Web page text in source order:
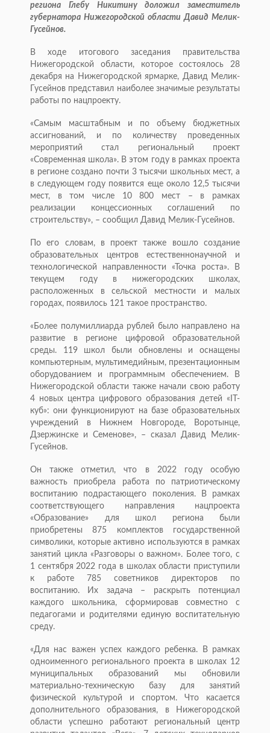
региона Глебу Никитину доложил заместитель
губернатора Нижегородской области Давид Мелик-
Гусейнов.
В ходе итогового заседания правительства
Нижегородской области, которое состоялось 28
декабря на Нижегородской ярмарке, Давид Мелик-
Гусейнов представил наиболее значимые результаты
работы по нацпроекту.
«Самым масштабным и по объему бюджетных
ассигнований, и по количеству проведенных
мероприятий стал региональный проект
«Современная школа». В этом году в рамках проекта
в регионе создано почти 3 тысячи школьных мест, а
в следующем году появится еще около 12,5 тысячи
мест, в том числе 10 800 мест – в рамках
реализации концессионных соглашений по
строительству», – сообщил Давид Мелик-Гусейнов.
По его словам, в проект также вошло создание
образовательных центров естественнонаучной и
технологической направленности «Точка роста». В
текущем году в нижегородских школах,
расположенных в сельской местности и малых
городах, появилось 121 такое пространство.
«Более полумиллиарда рублей было направлено на
развитие в регионе цифровой образовательной
среды. 119 школ были обновлены и оснащены
компьютерным, мультимедийным, презентационным
оборудованием и программным обеспечением. В
Нижегородской области также начали свою работу
4 новых центра цифрового образования детей «IT-
куб»: они функционируют на базе образовательных
учреждений в Нижнем Новгороде, Воротынце,
Дзержинске и Семенове», – сказал Давид Мелик-
Гусейнов.
Он также отметил, что в 2022 году особую
важность приобрела работа по патриотическому
воспитанию подрастающего поколения. В рамках
соответствующего направления нацпроекта
«Образование» для школ региона были
приобретены 875 комплектов государственной
символики, которые активно используются в рамках
занятий цикла «Разговоры о важном». Более того, с
1 сентября 2022 года в школах области приступили
к работе 785 советников директоров по
воспитанию. Их задача – раскрыть потенциал
каждого школьника, сформировав совместно с
педагогами и родителями единую воспитательную
среду.
«Для нас важен успех каждого ребенка. В рамках
одноименного регионального проекта в школах 12
муниципальных образований мы обновили
материально-техническую базу для занятий
физической культурой и спортом. Что касается
дополнительного образования, в Нижегородской
области успешно работают региональный центр